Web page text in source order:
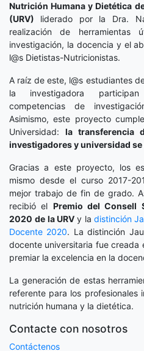
Nutrición Humana y Dietética
(URV) liderado por la Dra.
realización de herramientas
investigación, la docencia y el
l@s Dietistas-Nutricionistas.
A raíz de este, l@s estudiantes
la investigadora
competencias de
Asimismo, este proyecto
Universidad: la transferencia
investigadores y universidad se
Gracias a este proyecto, los
mismo desde el curso 2017-
mejor trabajo de fin de grado.
recibió el Premio del Consell
2020 de la URV y ladistinción
Docente 2020. La distinción
docente universitaria fue
premiar la excelencia en la
La generación de estas
referente para los profesionales
nutrición humana y la dietética.
Contacte con nosotros
Contáctenos